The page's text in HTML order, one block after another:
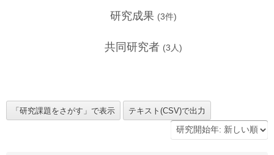
研究成果 (3件)
共同研究者 (3 人)